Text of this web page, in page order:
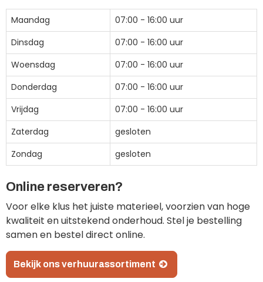
Maandag
07:00 - 16:00 uur
Dinsdag
07:00 - 16:00 uur
Woensdag
07:00 - 16:00 uur
Donderdag
07:00 - 16:00 uur
Vrijdag
07:00 - 16:00 uur
Zaterdag
gesloten
Zondag
gesloten
Online reserveren?
Voor elke klus het juiste materieel, voorzien van hoge
kwaliteit en uitstekend onderhoud. Stel je bestelling
samen en bestel direct online.
Bekijk ons verhuurassortiment